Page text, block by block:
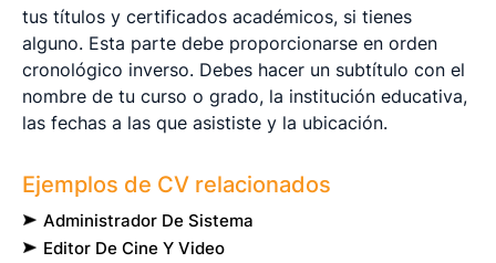
tus títulos y certificados académicos, si tienes
alguno. Esta parte debe proporcionarse en orden
cronológico inverso. Debes hacer un subtítulo con el
nombre de tu curso o grado, la institución educativa,
las fechas a las que asististe y la ubicación.
Ejemplos de CV relacionados
Administrador De Sistema
Editor De Cine Y Video